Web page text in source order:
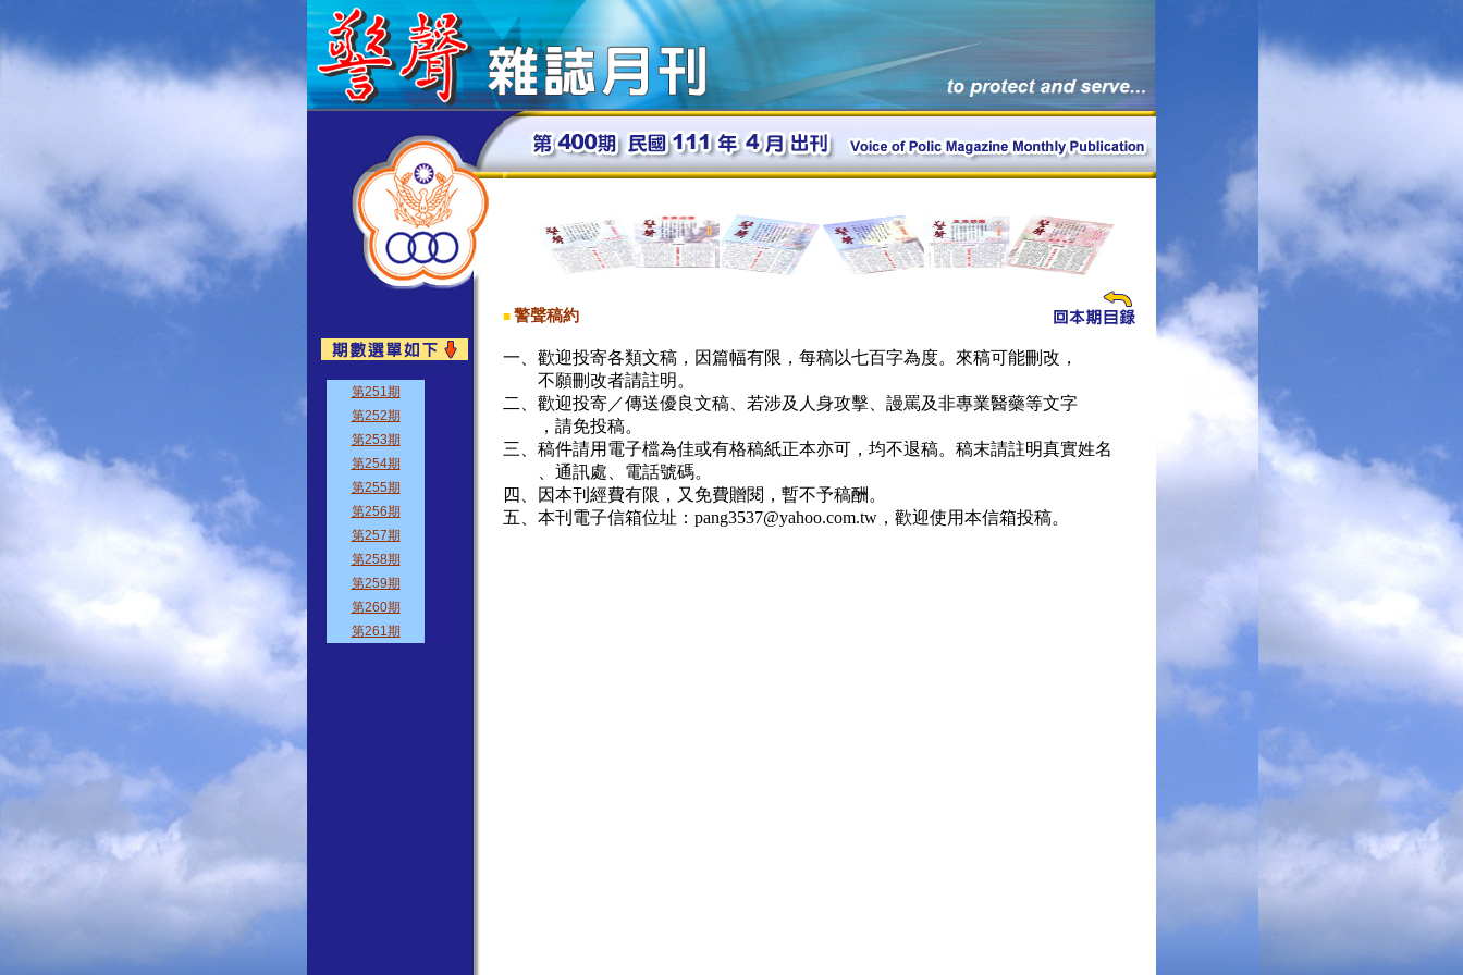
■ 警聲稿約
一、歡迎投寄各類文稿，因篇幅有限，每稿以七百字為度。來稿可能刪改，
不願刪改者請註明。
二、歡迎投寄／傳送優良文稿、若涉及人身攻擊、謾罵及非專業醫藥等文字
，請免投稿。
三、稿件請用電子檔為佳或有格稿紙正本亦可，均不退稿。稿末請註明真實姓名
、通訊處、電話號碼。
四、因本刊經費有限，又免費贈閱，暫不予稿酬。
五、本刊電子信箱位址：pang3537@yahoo.com.tw，歡迎使用本信箱投稿。